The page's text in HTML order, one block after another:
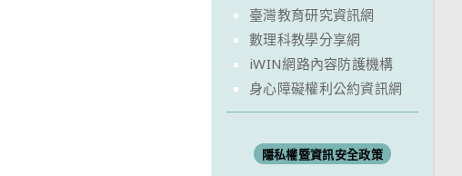
臺灣教育研究資訊網
數理科教學分享網
iWIN網路內容防護機構
身心障礙權利公約資訊網
隱私權暨資訊安全政策